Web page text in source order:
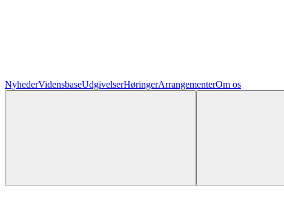
NyhederVidensbaseUdgivelserHøringerArrangementerOm os